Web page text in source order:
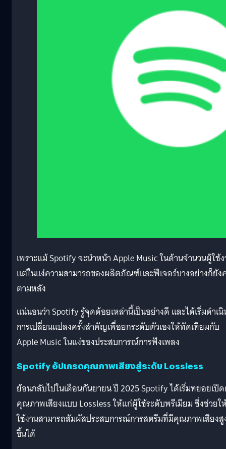
เพราะแม้ Spotify จะนำหน้า Apple Music ในด้านจำนวนผู้ใช้
แต่ในแง่ความสามารถของผลิตภัณฑ์และฟีเจอร์บางอย่างก็ยัง
ตามหลัง
แน่นอนว่า Spotify รู้จุดด้อยเหล่านี้เป็นอย่างดี และได้เริ่มดำเ
การเปลี่ยนแปลงครั้งสำคัญเพื่อยกระดับตัวเองให้ทัดเทียมกับ
Apple Music ในแง่ของประสบการณ์การฟังเพลง
Spotify อัปเกรดคุณภาพเสียงสู่ระดับ Lossless
ย้อนกลับไปในเดือนกันยายน ปี 2025 Spotify ได้เริ่มทยอยเปิ
คุณภาพเสียงแบบ Lossless ให้แก่ผู้ใช้ระดับพรีเมียม ซึ่งช่วยใ
ใช้งานสามารถสัมผัสประสบการณ์การสตรีมที่มีคุณภาพเสียงสู
ขึ้นได้